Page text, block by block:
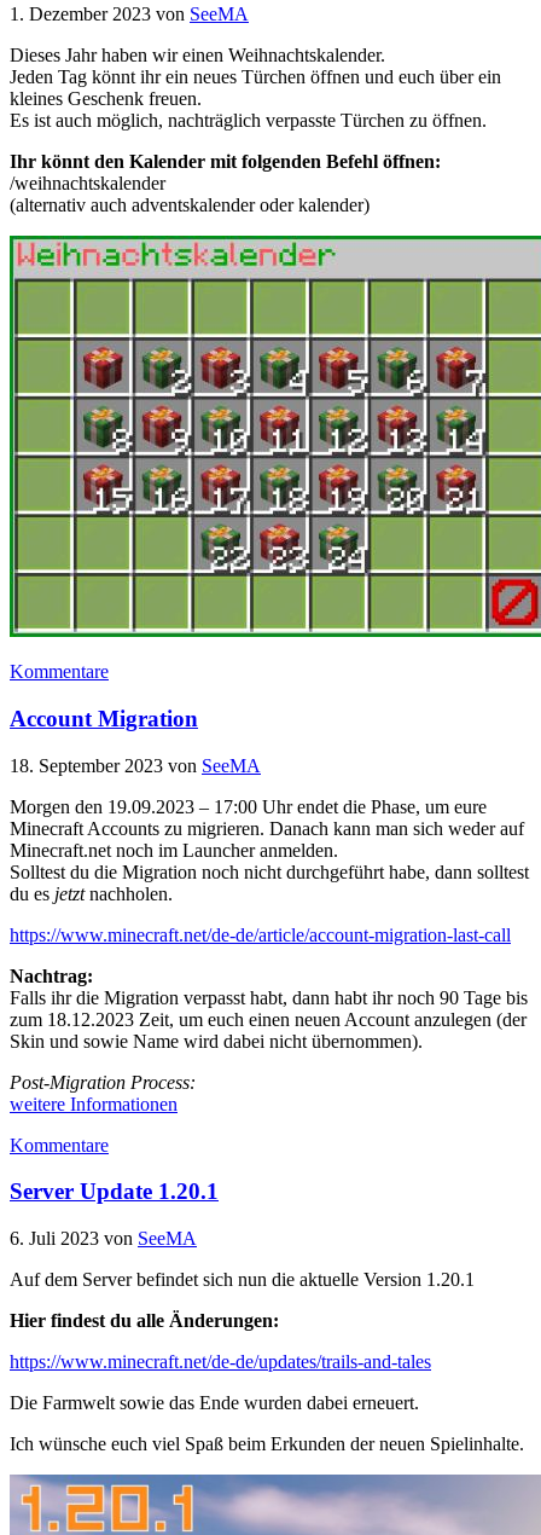
1. Dezember 2023 von SeeMA
Dieses Jahr haben wir einen Weihnachtskalender.
Jeden Tag könnt ihr ein neues Türchen öffnen und euch über ein
kleines Geschenk freuen.
Es ist auch möglich, nachträglich verpasste Türchen zu öffnen.
Ihr könnt den Kalender mit folgenden Befehl öffnen:
/weihnachtskalender
(alternativ auch adventskalender oder kalender)
Kommentare
Account Migration
18. September 2023 von SeeMA
Morgen den 19.09.2023 – 17:00 Uhr endet die Phase, um eure
Minecraft Accounts zu migrieren. Danach kann man sich weder auf
Minecraft.net noch im Launcher anmelden.
Solltest du die Migration noch nicht durchgeführt habe, dann solltest
du es jetztnachholen.
https://www.minecraft.net/de-de/article/account-migration-last-call
Nachtrag:
Falls ihr die Migration verpasst habt, dann habt ihr noch 90 Tage bis
zum 18.12.2023 Zeit, um euch einen neuen Account anzulegen (der
Skin und sowie Name wird dabei nicht übernommen).
Post-Migration Process:
weitere Informationen
Kommentare
Server Update 1.20.1
6. Juli 2023 von SeeMA
Auf dem Server befindet sich nun die aktuelle Version 1.20.1
Hier findest du alle Änderungen:
https://www.minecraft.net/de-de/updates/trails-and-tales
Die Farmwelt sowie das Ende wurden dabei erneuert.
Ich wünsche euch viel Spaß beim Erkunden der neuen Spielinhalte.